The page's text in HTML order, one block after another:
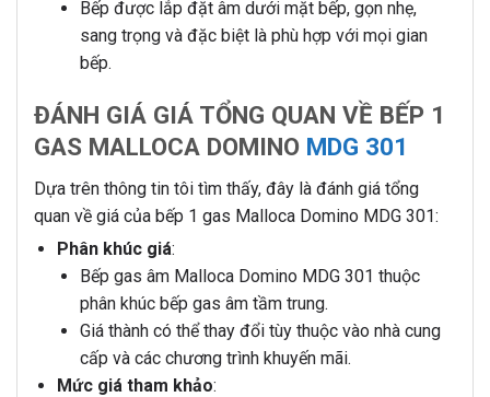
Bếp được lắp đặt âm dưới mặt bếp, gọn nhẹ,
sang trọng và đặc biệt là phù hợp với mọi gian
bếp.
ĐÁNH GIÁ GIÁ TỔNG QUAN VỀ BẾP 1
GAS MALLOCA DOMINO MDG 301
Dựa trên thông tin tôi tìm thấy, đây là đánh giá tổng
quan về giá của bếp 1 gas Malloca Domino MDG 301:
Phân khúc giá:
Bếp gas âm Malloca Domino MDG 301 thuộc
phân khúc bếp gas âm tầm trung.
Giá thành có thể thay đổi tùy thuộc vào nhà cung
cấp và các chương trình khuyến mãi.
Mức giá tham khảo: